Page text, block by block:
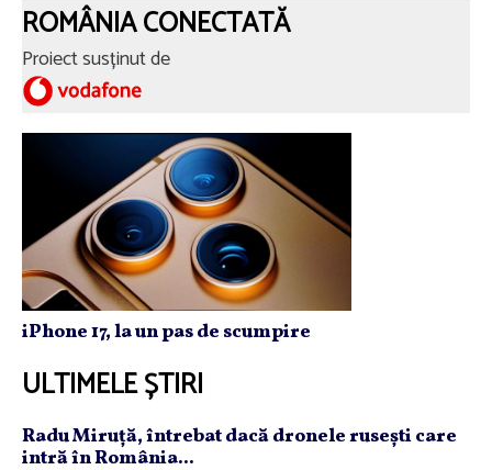
ROMÂNIA CONECTATĂ
Proiect susținut de
iPhone 17, la un pas de scumpire
ULTIMELE ȘTIRI
Radu Miruţă, întrebat dacă dronele ruseşti care
intră în România...